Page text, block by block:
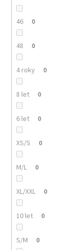
46 0
48 0
4 roky 0
8 let 0
6 let 0
XS/S 0
M/L 0
XL/XXL 0
10 let 0
S/M 0